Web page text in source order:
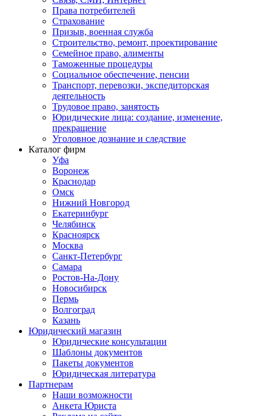
Права потребителей
Страхование
Призыв, военная служба
Строительство, ремонт, проектирование
Семейное право, алименты
Таможенные процедуры
Социальное обеспечение, пенсии
Транспорт, перевозки, экспедиторская
деятельность
Трудовое право, занятость
Юридические лица: создание, изменение,
прекращение
Уголовное дознание и следствие
Каталог фирм
Уфа
Воронеж
Краснодар
Омск
Нижний Новгород
Екатеринбург
Челябинск
Красноярск
Москва
Санкт-Петербург
Самара
Ростов-На-Дону
Новосибирск
Пермь
Волгоград
Казань
Юридический магазин
Юридические консультации
Шаблоны документов
Пакеты документов
Юридическая литература
Партнерам
Наши возможности
Анкета Юриста